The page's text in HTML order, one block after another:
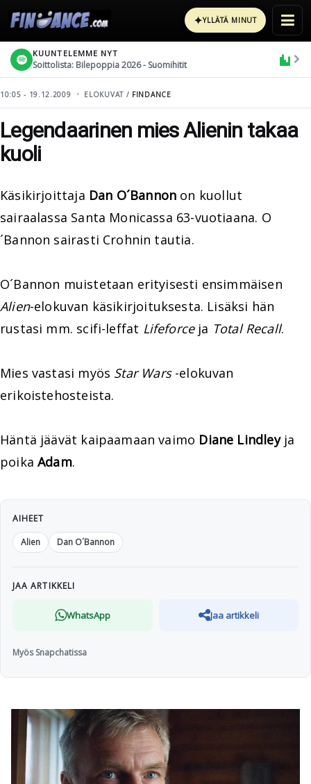
✦YLLÄTÄ MINUT
KUUNTELEMME NYT
Soittolista: Bilepoppia 2026 - Suomihitit
10:05 - 19.12.2009 ELOKUVAT / FINDANCE
Legendaarinen mies Alienin takaa
kuoli
Käsikirjoittaja Dan O´Bannon on kuollut
sairaalassa Santa Monicassa 63-vuotiaana. O
´Bannon sairasti Crohnin tautia.
O´Bannon muistetaan erityisesti ensimmäisen
Alien-elokuvan käsikirjoituksesta. Lisäksi hän
rustasi mm. scifi-leffat Lifeforceja Total Recall.
Mies vastasi myös Star Wars-elokuvan
erikoistehosteista.
Häntä jäävät kaipaamaan vaimo Diane Lindleyja
poikaAdam.
AIHEET
Alien
Dan O´Bannon
JAA ARTIKKELI
WhatsApp Jaa artikkeli
Myös Snapchatissa